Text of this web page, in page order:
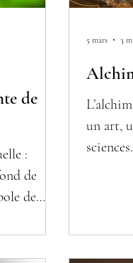
de
:
de
de
un art,
et
la
5 mars 3